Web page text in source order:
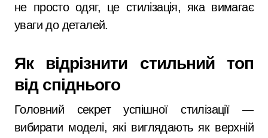
не просто одяг, це стилізація, яка вимагає
уваги до деталей.
Як відрізнити стильний топ
від спіднього
Головний секрет успішної стилізації —
вибирати моделі, які виглядають як верхній